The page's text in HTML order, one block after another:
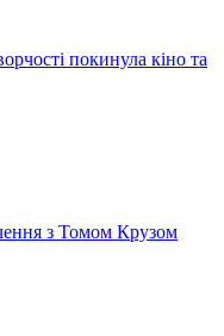
покинула кіно та
з Томом Крузом